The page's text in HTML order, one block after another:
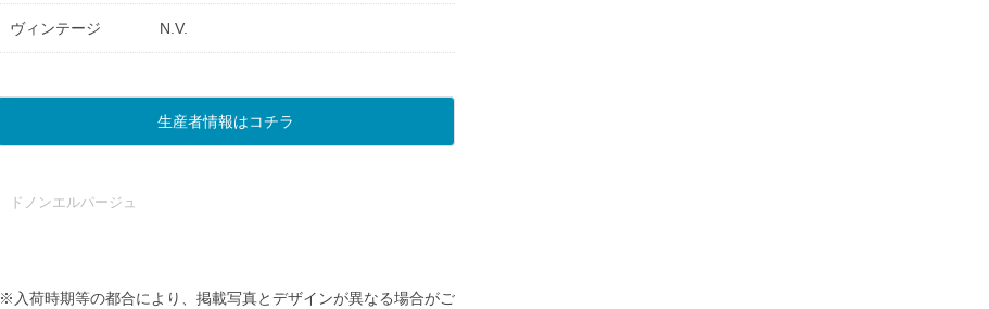
ヴィンテージ N.V.
生産者情報はコチラ
ドノンエルパージュ
※入荷時期等の都合により、掲載写真とデザインが異なる場合がご